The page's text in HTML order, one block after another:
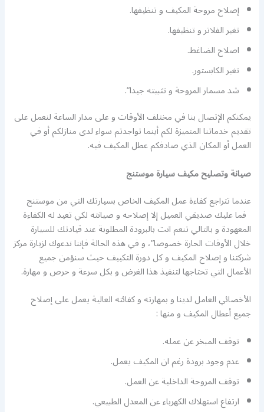
إصلاح مروحة المكيف و تنظيفها.
تغير الفلاتر و تنظيفها.
اصلاح الضاغط.
تغير الكابستور.
شد مسمار المروحة و تثبيته جيدا”.
يمكنكم الإتصال بنا في مختلف الأوقات و على مدار الساعة لنعمل على
تقديم خدماتنا المتميزة لكم أينما تواجدتم سواء لدى منازلكم أو في
العمل أو المكان الذي صادفكم عطل المكيف فيه.
صيانة وتصليح مكيف سيارة موستنج
عندما تتراجع كفاءة عمل المكيف الخاص بسيارتك التي من موستنج
فما عليك صديقي العميل إلا إصلاحه و صيانته لكي تعيد له الكفاءة
المعهودة و بالتالي تنعم انت بالبرودة المطلوبة عند قيادتك للسيارة
خلال الأوقات الحارة خصوصا”، و في هذه الحالة فإننا ندعوك لزيارة مركز
شركتنا و إصلاح المكيف و كل دورة التكييف حيث سنؤمن جميع
الأعمال التي تحتاجها لتنفيذ هذا الغرض و بكل سرعة و حرص و مهارة.
الأخصائي العامل لدينا و بمهارته و كفائته العالية يعمل على إصلاح
جميع أعطال المكيف و منها :
توقف المبخر عن عمله.
عدم وجود برودة رغم ان المكيف يعمل.
توقف المروحة الداخلية عن العمل.
ارتفاع استهلاك الكهرباء عن المعدل الطبيعي.